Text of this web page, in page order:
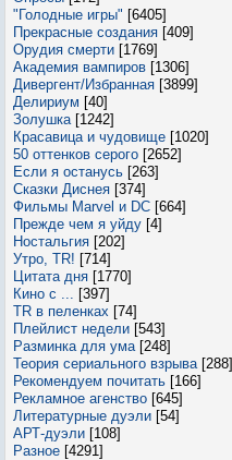
"Голодные игры" [6405]
Прекрасные создания [409]
Орудия смерти [1769]
Академия вампиров [1306]
Дивергент/Избранная [3899]
Делириум [40]
Золушка [1242]
Красавица и чудовище [1020]
50 оттенков серого [2652]
Если я останусь [263]
Сказки Диснея [374]
Фильмы Marvel и DC [664]
Прежде чем я уйду [4]
Ностальгия [202]
Утро, TR! [714]
Цитата дня [1770]
Кино с ... [397]
TR в пеленках [74]
Плейлист недели [543]
Разминка для ума [248]
Теория сериального взрыва [288]
Рекомендуем почитать [166]
Рекламное агенство [645]
Литературные дуэли [54]
АРТ-дуэли [108]
Разное [4291]